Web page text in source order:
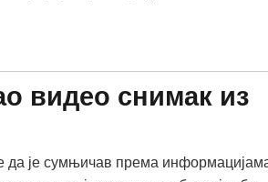
видео снимак из
да је сумњичав према